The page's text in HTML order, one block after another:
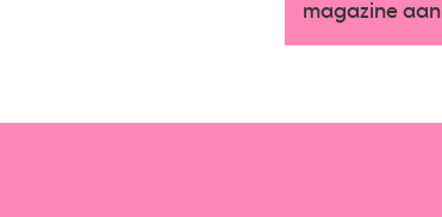
magazine aan